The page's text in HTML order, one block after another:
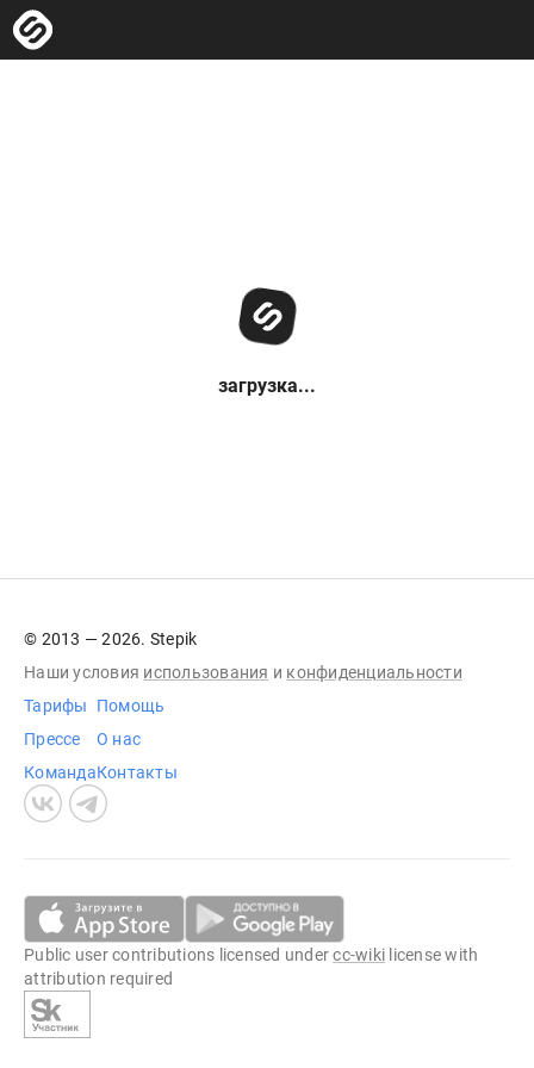
загрузка...
© 2013 — 2026. Stepik
Наши условия использования и конфиденциальности
Тарифы
Прессе
Команда
Помощь
О нас
Контакты
Public user contributions licensed undercc-wiki license with
attribution required